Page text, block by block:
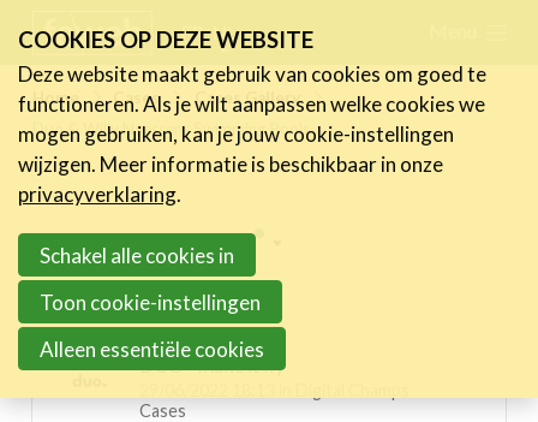
links
Jump
to
navigation
to
main
content
FR NL
Home Cases
Cases Gallery
Duo & Willy Naessens Swimming Pools
Inspiring projects menu
Digital Champs Cases
DUO - make it fly
Cases
Nieuws
Activiteiten
Expertise
Toolbox
Bedrijvenzoeker
COOKIES OP DEZE WEBSITE
Deze website maakt gebruik van cookies om goed te
functioneren. Als je wilt aanpassen welke cookies we
mogen gebruiken, kan je jouw cookie-instellingen
wijzigen. Meer informatie is beschikbaar in onze
privacyverklaring.
Schakel alle cookies in
Toon cookie-instellingen
Alleen essentiële cookies